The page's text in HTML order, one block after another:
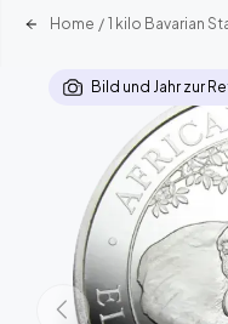
Home / 1 kilo Bavarian
Bild und Jahr zur